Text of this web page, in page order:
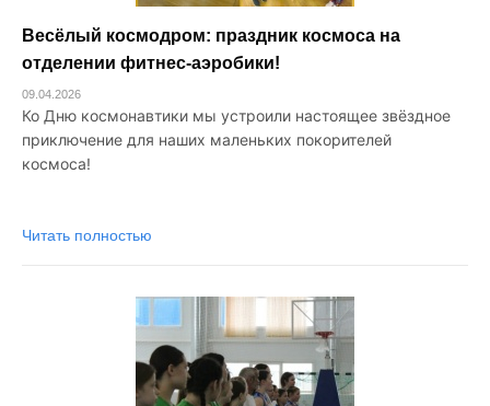
Весёлый космодром: праздник космоса на
отделении фитнес‑аэробики!
09.04.2026
Ко Дню космонавтики мы устроили настоящее звёздное
приключение для наших маленьких покорителей
космоса!
Читать полностью